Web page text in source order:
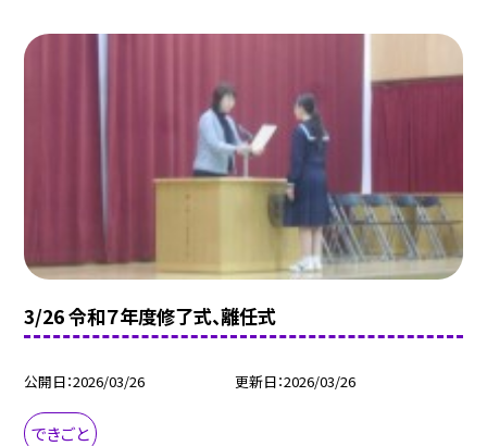
3/26 令和７年度修了式、離任式
公開日 2026/03/26 更新日 2026/03/26
できごと